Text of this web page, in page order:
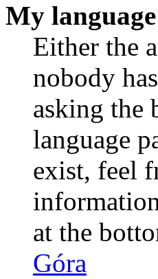
My
Either the
nobody
asking the
language
exist, feel
at the
Góra